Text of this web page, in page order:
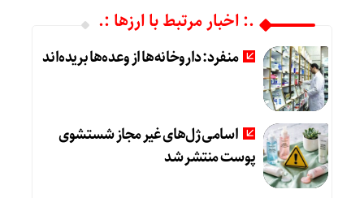
.: اخبار مرتبط با ارزها :.
منفرد: داروخانه‌ها از وعده‌ها بریده‌اند
اسامی ژل‌های غیر مجاز شستشوی
پوست منتشر شد